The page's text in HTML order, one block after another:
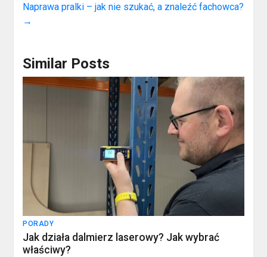
Naprawa pralki – jak nie szukać, a znaleźć fachowca?
→
Similar Posts
PORADY
Jak działa dalmierz laserowy? Jak wybrać
właściwy?